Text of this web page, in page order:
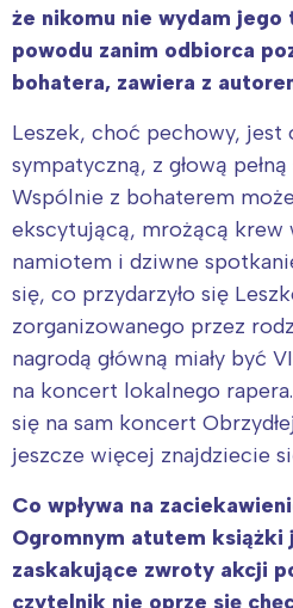
że nikomu nie wydam
powodu zanim odbiorca
bohatera, zawiera z
Leszek, choć pechowy, jest
sympatyczną, z głową
Wspólnie z bohaterem
ekscytującą, mrożącą krew
namiotem i dziwne
się, co przydarzyło się
zorganizowanego przez
nagrodą główną miały być
na koncert lokalnego
się na sam koncert
jeszcze więcej znajdziecie
Co wpływa na
Ogromnym atutem książki
zaskakujące zwroty akcji
czytelnik nie oprze się